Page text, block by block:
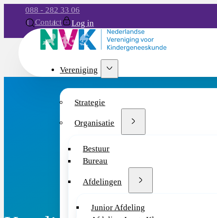
088 - 282 33 06
Contact
Log in
Vereniging
Strategie
Organisatie
Bestuur
Bureau
Afdelingen
Junior Afdeling